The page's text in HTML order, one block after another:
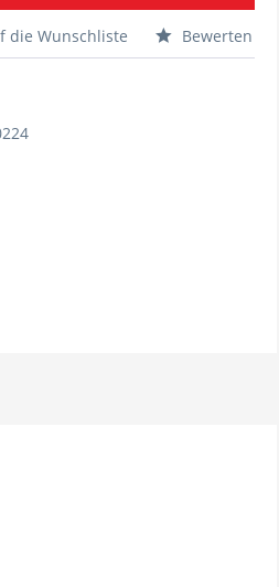
die Wunschliste Bewerten